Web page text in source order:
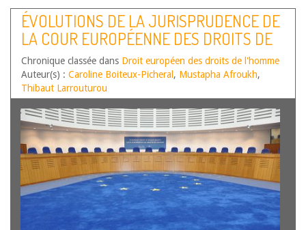
Roumanie a légalement changé de sexe au Royaume-Unis
dont elle a également la nationalité. Cependant, son État
d’origine, le Roumanie, refuse la transcription de son
nouvel état sur les…Lire la suite
ÉVOLUTIONS DE LA JURISPRUDENCE DE
LA COUR EUROPÉENNE DES DROITS DE
L’HOMME – PREMIER SEMESTRE 2023
Chronique classée dans Droit européen des droits de l'homme
Auteur(s) : Caroline Boiteux-Picheral , Mustapha Afroukh,
Thibaut Larrouturou